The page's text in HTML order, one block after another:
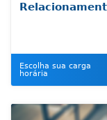
Escolha sua carga
horária